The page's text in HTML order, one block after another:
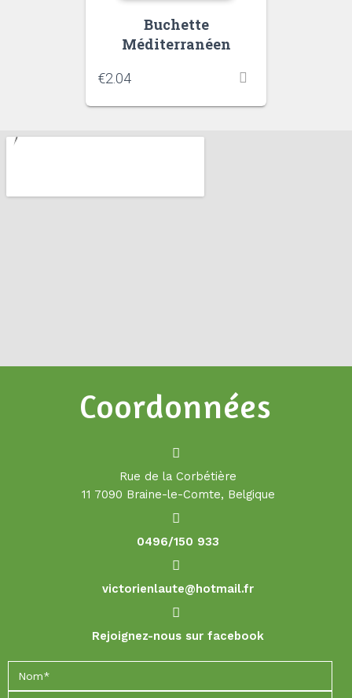
Buchette
Méditerranéen
€2.04
Coordonnées
Rue de la Corbétière
11 7090 Braine-le-Comte, Belgique
0496/150 933
victorienlaute@hotmail.fr
Rejoignez-nous sur facebook